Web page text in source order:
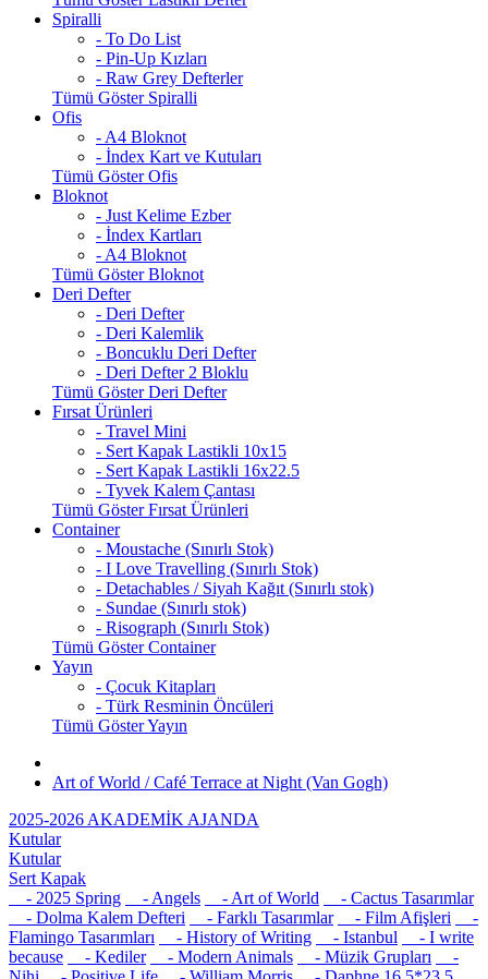
Spiralli
- To Do List
- Pin-Up Kızları
- Raw Grey Defterler
Tümü Göster Spiralli
Ofis
- A4 Bloknot
- İndex Kart ve Kutuları
Tümü Göster Ofis
Bloknot
- Just Kelime Ezber
- İndex Kartları
- A4 Bloknot
Tümü Göster Bloknot
Deri Defter
- Deri Defter
- Deri Kalemlik
- Boncuklu Deri Defter
- Deri Defter 2 Bloklu
Tümü Göster Deri Defter
Fırsat Ürünleri
- Travel Mini
- Sert Kapak Lastikli 10x15
- Sert Kapak Lastikli 16x22.5
- Tyvek Kalem Çantası
Tümü Göster Fırsat Ürünleri
Container
- Moustache (Sınırlı Stok)
- I Love Travelling (Sınırlı Stok)
- Detachables / Siyah Kağıt (Sınırlı stok)
- Sundae (Sınırlı stok)
- Risograph (Sınırlı Stok)
Tümü Göster Container
Yayın
- Çocuk Kitapları
- Türk Resminin Öncüleri
Tümü Göster Yayın
Art of World / Café Terrace at Night (Van Gogh)
2025-2026 AKADEMİK AJANDA
Kutular
Kutular
Sert Kapak
- 2025 Spring
- Angels - Art of World
- Cactus Tasarımlar
- Dolma Kalem Defteri
- Farklı Tasarımlar - Film Afişleri
-
Flamingo Tasarımları
- History of Writing - Istanbul
- I write
because
- Kediler - Modern Animals - Müzik Grupları
-